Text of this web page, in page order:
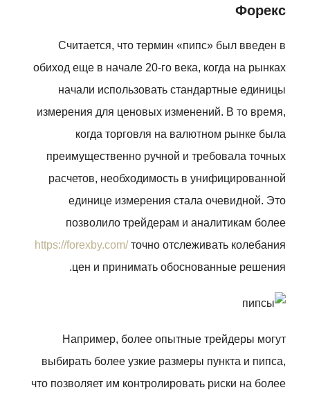
Форекс
Считается, что термин «пипс» был введен в
обиход еще в начале 20-го века, когда на рынках
начали использовать стандартные единицы
измерения для ценовых изменений. В то время,
когда торговля на валютном рынке была
преимущественно ручной и требовала точных
расчетов, необходимость в унифицированной
единице измерения стала очевидной. Это
позволило трейдерам и аналитикам более
https://forexby.com/точно отслеживать колебания
цен и принимать обоснованные решения.
Например, более опытные трейдеры могут
выбирать более узкие размеры пункта и пипса,
что позволяет им контролировать риски на более